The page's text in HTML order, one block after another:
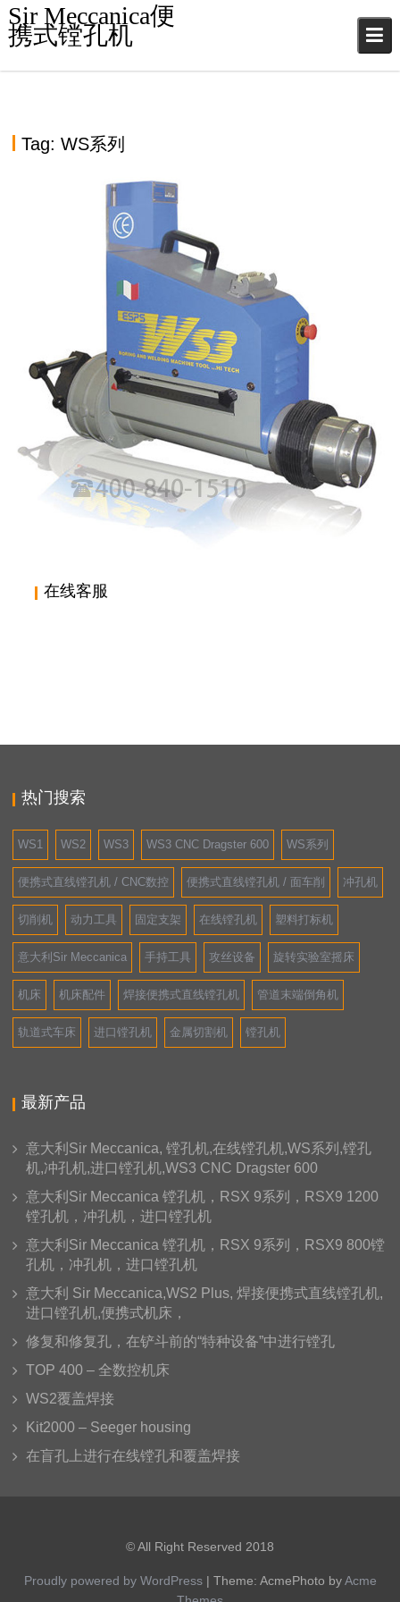
S
p
Sir Meccanica便
携式镗孔机
Tag:WS系列
在线客服
热门搜索
WS1 WS2 WS3 WS3 CNC Dragster 600 WS系列
便携式直线镗孔机 / CNC数控 便携式直线镗孔机 / 面车削 冲孔机
切削机 动力工具 固定支架 在线镗孔机 塑料打标机
意大利Sir Meccanica 手持工具 攻丝设备 旋转实验室摇床
机床 机床配件 焊接便携式直线镗孔机 管道末端倒角机
轨道式车床 进口镗孔机 金属切割机 镗孔机
最新产品
意大利Sir Meccanica, 镗孔机,在线镗孔机,WS系列,镗孔
机,冲孔机,进口镗孔机,WS3 CNC Dragster 600
意大利Sir Meccanica 镗孔机，RSX 9系列，RSX9 1200
镗孔机，冲孔机，进口镗孔机
意大利Sir Meccanica 镗孔机，RSX 9系列，RSX9 800镗
孔机，冲孔机，进口镗孔机
意大利 Sir Meccanica,WS2 Plus, 焊接便携式直线镗孔机,
进口镗孔机,便携式机床，
修复和修复孔，在铲斗前的“特种设备”中进行镗孔
TOP 400 – 全数控机床
WS2覆盖焊接
Kit2000 – Seeger housing
在盲孔上进行在线镗孔和覆盖焊接
© All Right Reserved 2018
Proudly powered by WordPress | Theme: AcmePhoto byAcme